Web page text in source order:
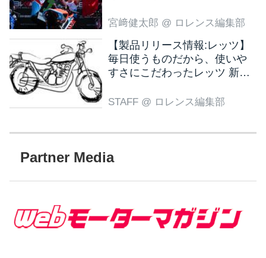
宮﨑健太郎 @ ロレンス編集部
【製品リリース情報:レッツ】
毎日使うものだから、使いや
すさにこだわったレッツ 新色
STAFF @ ロレンス編集部
Partner Media